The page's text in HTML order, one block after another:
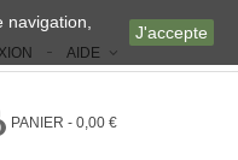
J'accepte
AIDE
PANIER - 0,00 €